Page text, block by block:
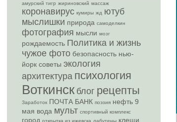
амурский тигр жириновский массаж
коронавирус кумиры жд ютуб
мыслишки природа самоделкин
фотография мысли мозг
рождаемость Политика и жизнь
чужое фото безопасность нью-
йорк советы экология
архитектура психология
Воткинск блог рецепты
Заработок ПОЧТА БАНК поэзия нефть 9
мая вода мульт спортивный комплекс
город открытка из ижевска лабутены клещи